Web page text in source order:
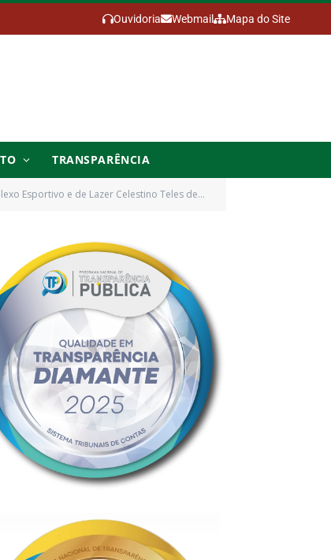
Ouvidoria Webmail Mapa do Site
TRANSPARÊNCIA
esta sendo construída na Vila nova Vida, Distrito Nova Vida,neste municípo)